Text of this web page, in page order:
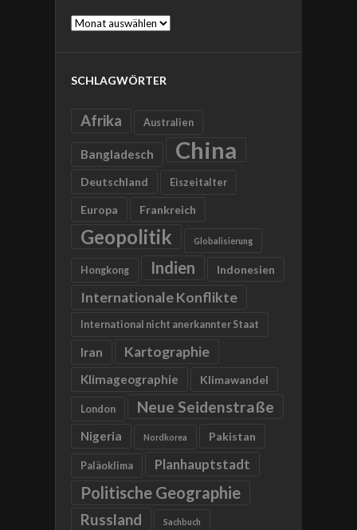
Archive
SCHLAGWÖRTER
Afrika Australien
Bangladesch China
Deutschland Eiszeitalter
Europa Frankreich
Geopolitik Globalisierung
Hongkong Indien Indonesien
Internationale Konflikte
International nicht anerkannter Staat
Iran Kartographie
Klimageographie Klimawandel
London Neue Seidenstraße
Nigeria Nordkorea Pakistan
Paläoklima Planhauptstadt
Politische Geographie
Russland Sachbuch